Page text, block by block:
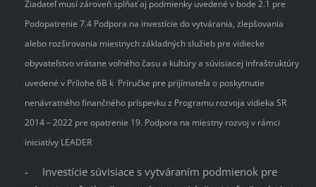
Žiadateľ musí zároveň spĺňať aj podmienky uvedené v bode 2.1 pre
Podopatrenie 7.4 Podpora na investície do vytvárania, zlepšovania
alebo rozširovania miestnych základných služieb pre vidiecke
obyvateľstvo vrátane voľného času a kultúry a súvisiacej infraštruktúry
uvedené v Prílohe 6B k Príručke pre prijímateľa o poskytnutie
nenávratného finančného príspevku z Programu rozvoja vidieka SR
2014 – 2022 pre opatrenie 19. Podpora na miestny rozvoj v rámci
iniciatívy LEADER
- Investície súvisiace s vytváraním podmienok pre